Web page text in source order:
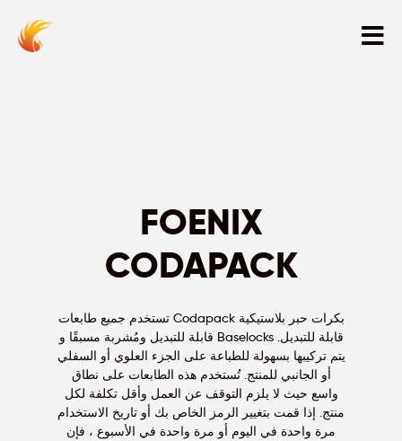
FOENIX
CODAPACK
تستخدم جميع طابعات Codapack بكرات حبر بلاستيكية
قابلة للتبديل ومُشربة مسبقًا و Baselocks قابلة للتبديل.
يتم تركيبها بسهولة للطباعة على الجزء العلوي أو السفلي
أو الجانبي للمنتج. تُستخدم هذه الطابعات على نطاق
واسع حيث لا يلزم التوقف عن العمل وأقل تكلفة لكل
منتج. إذا قمت بتغيير الرمز الخاص بك أو تاريخ الاستخدام
مرة واحدة في اليوم أو مرة واحدة في الأسبوع ، فإن